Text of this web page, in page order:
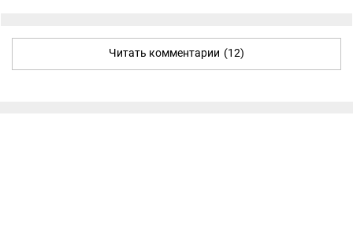
Читать комментарии (12)